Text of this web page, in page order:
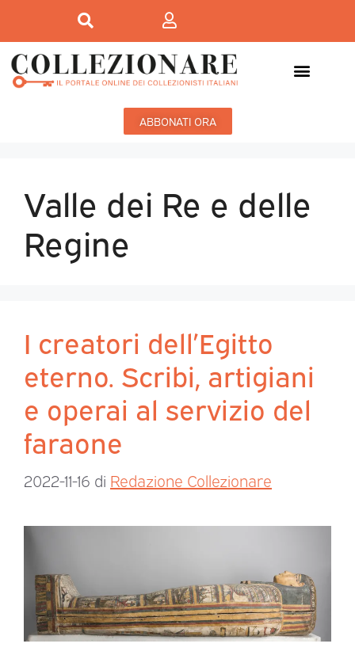
ABBONATI ORA
Valle dei Re e delle
Regine
I creatori dell’Egitto
eterno. Scribi, artigiani
e operai al servizio del
faraone
2022-11-16 di Redazione Collezionare